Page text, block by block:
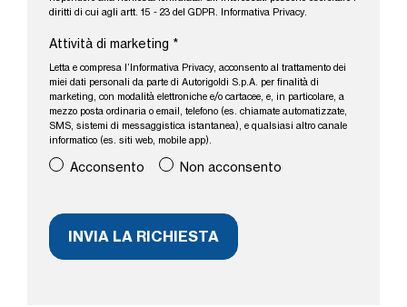
diritti di cui agli artt. 15 - 23 del GDPR. Informativa Privacy.
Attività di marketing *
Letta e compresa l’Informativa Privacy, acconsento al trattamento dei
miei dati personali da parte di Autorigoldi S.p.A. per finalità di
marketing, con modalità elettroniche e/o cartacee, e, in particolare, a
mezzo posta ordinaria o email, telefono (es. chiamate automatizzate,
SMS, sistemi di messaggistica istantanea), e qualsiasi altro canale
informatico (es. siti web, mobile app).
Acconsento Non acconsento